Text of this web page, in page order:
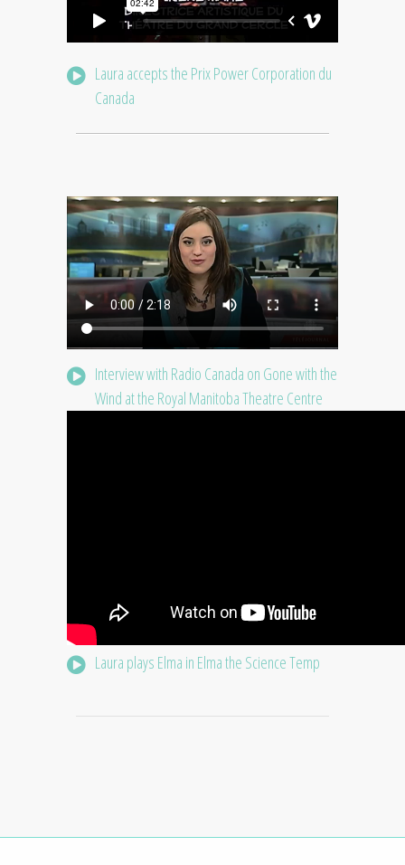
Laura accepts the Prix Power Corporation du
Canada
Interview with Radio Canada on Gone with the
Wind at the Royal Manitoba Theatre Centre
Laura plays Elma in Elma the Science Temp